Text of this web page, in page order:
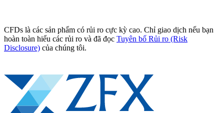
CFDs là các sản phẩm có rủi ro cực kỳ cao. Chỉ giao dịch nếu bạn
hoàn toàn hiểu các rủi ro và đã đọc Tuyên bố Rủi ro (Risk
Disclosure) của chúng tôi.